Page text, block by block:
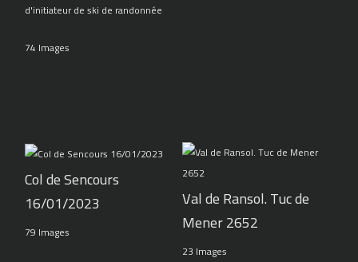
d'initiateur de ski de randonnée
74 Images
Col de Sencours
16/01/2023
79 Images
Val de Ransol. Tuc de
Mener 2652
23 Images